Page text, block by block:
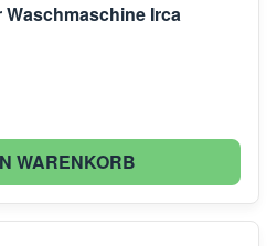
Waschmaschine Irca
WARENKORB